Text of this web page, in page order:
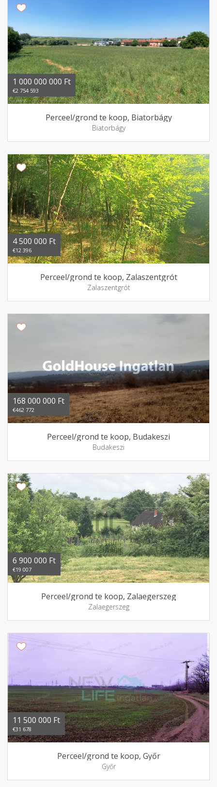
1 000 000 000 Ft
€2 754 593
Perceel/grond te koop, Biatorbágy
Biatorbágy
4 500 000 Ft
€12 396
Perceel/grond te koop, Zalaszentgrót
Zalaszentgrót
168 000 000 Ft
€462 772
Perceel/grond te koop, Budakeszi
Budakeszi
6 900 000 Ft
€19 007
Perceel/grond te koop, Zalaegerszeg
Zalaegerszeg
11 500 000 Ft
€31 678
Perceel/grond te koop, Győr
Győr